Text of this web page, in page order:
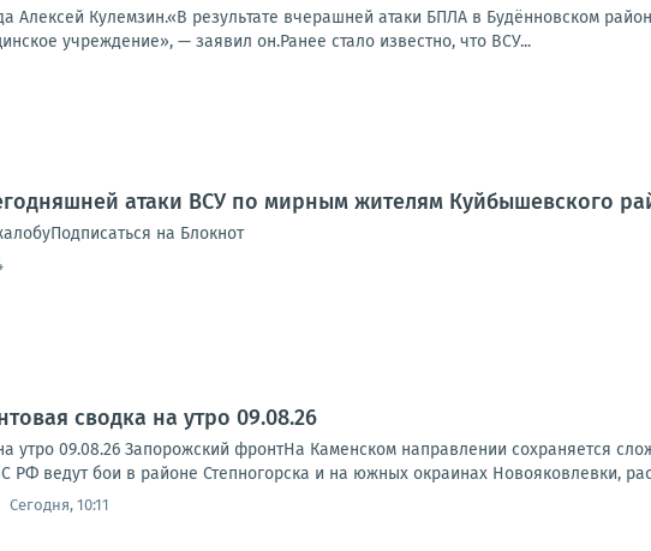
Алексей Кулемзин.«В результате вчерашней атаки БПЛА в Будённовском
учреждение», — заявил он.Ранее стало известно, что ВСУ...
атаки ВСУ по мирным жителям Куйбышевского
на Блокнот
сводка на утро 09.08.26
утро 09.08.26 Запорожский фронтНа Каменском направлении сохраняется
РФ ведут бои в районе Степногорска и на южных окраинах Новояковлевки,
Сегодня, 10:11